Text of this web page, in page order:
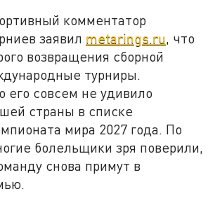
комментатор
заявил metarings.ru, что
возвращения сборной
турниры.
его совсем не удивило
страны в списке
мира 2027 года. По
болельщики зря поверили,
снова примут в